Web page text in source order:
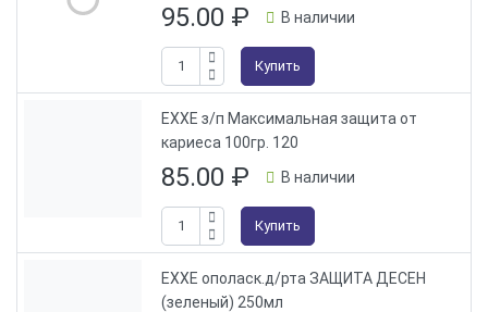
95.00 ₽ В наличии
Купить
EXXE з/п Максимальная защита от
кариеса 100гр. 120
85.00 ₽ В наличии
Купить
EXXE ополаск.д/рта ЗАЩИТА ДЕСЕН
(зеленый) 250мл